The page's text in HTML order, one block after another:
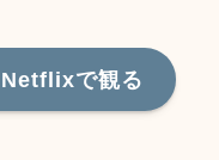
Netflixで観る